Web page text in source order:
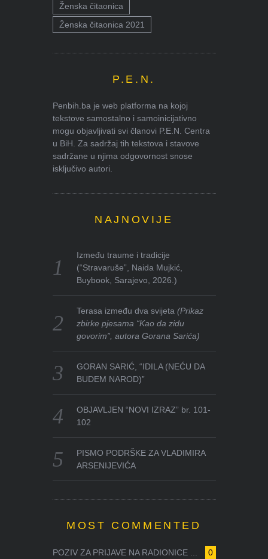
Ženska čitaonica
Ženska čitaonica 2021
P.E.N.
Penbih.ba je web platforma na kojoj
tekstove samostalno i samoinicijativno
mogu objavljivati svi članovi P.E.N. Centra
u BiH. Za sadržaj tih tekstova i stavove
sadržane u njima odgovornost snose
isključivo autori.
NAJNOVIJE
Između traume i tradicije
(“Stravaruše”, Naida Mujkić,
Buybook, Sarajevo, 2026.)
Terasa između dva svijeta(Prikaz
zbirke pjesama “Kao da zidu
govorim”, autora Gorana Sarića)
GORAN SARIĆ, “IDILA (NEĆU DA
BUDEM NAROD)”
OBJAVLJEN “NOVI IZRAZ” br. 101-
102
PISMO PODRŠKE ZA VLADIMIRA
ARSENIJEVIĆA
MOST COMMENTED
0
POZIV ZA PRIJAVE NA RADIONICE ...